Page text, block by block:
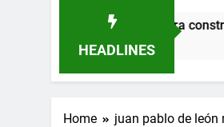
HEADLINES
el talento mexicano para construir
Home juan pablo de león